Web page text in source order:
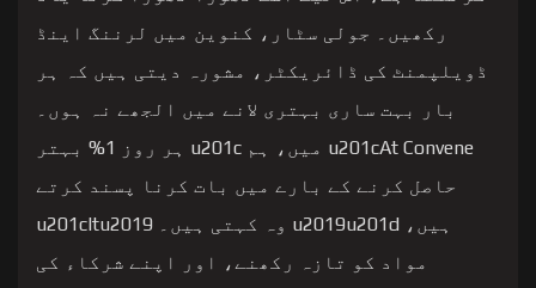
رکھیں۔ جولی سٹار، کنوین میں لرننگ اینڈ
ڈویلپمنٹ کی ڈائریکٹر، مشورہ دیتی ہیں کہ ہر
بار بہت ساری بہتری لانے میں الجھے نہ ہوں۔
u201cAt Convene میں، ہم u201c ہر روز 1% بہتر
حاصل کرنے کے بارے میں بات کرنا پسند کرتے
ہیں، u2019u201d وہ کہتی ہیں۔ u201cItu2019
مواد کو تازہ رکھنے، اور اپنے شرکاء کی